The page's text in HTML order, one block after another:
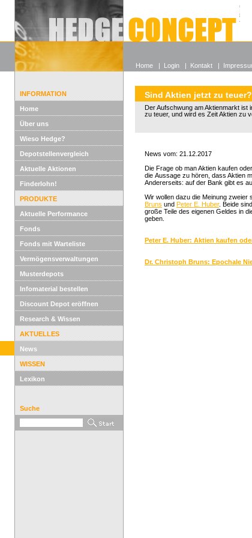
Alle
INFORMATION
Home
Über uns
Wieso Hedge?
Depotstellenvergleich
Aktuelle Aktionen
Finderlohn!
PRODUKTE
Aktuelle Performance
Fonds
Fonds mit Warteliste
Vermögensverwaltungen
Musterdepots
Infomaterial bestellen
Discount Depot eröffnen
Research & Wissen
AKTUELLES
News
WISSEN
Lexikon
Suche
Sind Aktien jetzt zu teuer?
Der Aufschwung am Aktienmarkt ist
zu teuer, und wird es Zeit Aktien zu
News vom: 21.12.2017
Die Frage ob man Aktien kaufen
die Aussage zu hören, dass Aktien
Andererseits: auf der Bank gibt es
Wir wollen dazu die Meinung
Bruns und Peter E. Huber. Beide
große Teile des eigenen Geldes in
geben.
Peter E. Huber: Aktien kaufen
Dr. Christoph Bruns: Epochale
Home | Login | Kontakt |